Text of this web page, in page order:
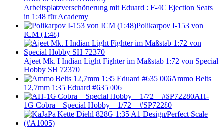
Arbeitsplatzverschönerung mit Eduard : F-4C Ejection Seats
in 1:48 für Academy
Polikarpov I-153 von
ICM (1:48)
Ajeet Mk. I Indian Light Fighter im Maßstab 1:72 von Special
Hobby SH 72370
Ammo Belts
12,7mm 1:35 Eduard #635 006
AH-
1G Cobra – Special Hobby – 1/72 – #SP72280